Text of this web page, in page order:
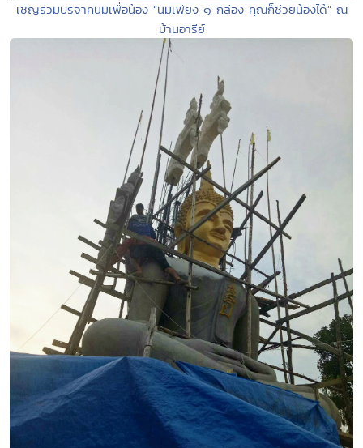
เชิญร่วมบริจาคนมเพื่อน้อง “นมเพียง ๑ กล่อง คุณก็ช่วยน้องได้” ณ
บ้านอารีย์